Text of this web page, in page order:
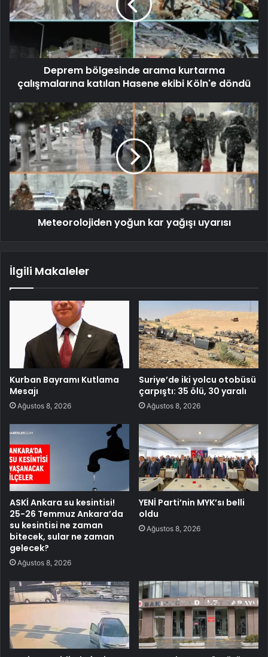
Deprem bölgesinde arama kurtarma
çalışmalarına katılan Hasene ekibi Köln'e döndü
Meteorolojiden yoğun kar yağışı uyarısı
İlgili Makaleler
Kurban Bayramı Kutlama
Mesajı
Ağustos 8, 2026
Suriye’de iki yolcu otobüsü
çarpıştı: 35 ölü, 30 yaralı
Ağustos 8, 2026
ASKİ Ankara su kesintisi!
25-26 Temmuz Ankara’da
su kesintisi ne zaman
bitecek, sular ne zaman
gelecek?
Ağustos 8, 2026
YENİ Parti’nin MYK’sı belli
oldu
Ağustos 8, 2026